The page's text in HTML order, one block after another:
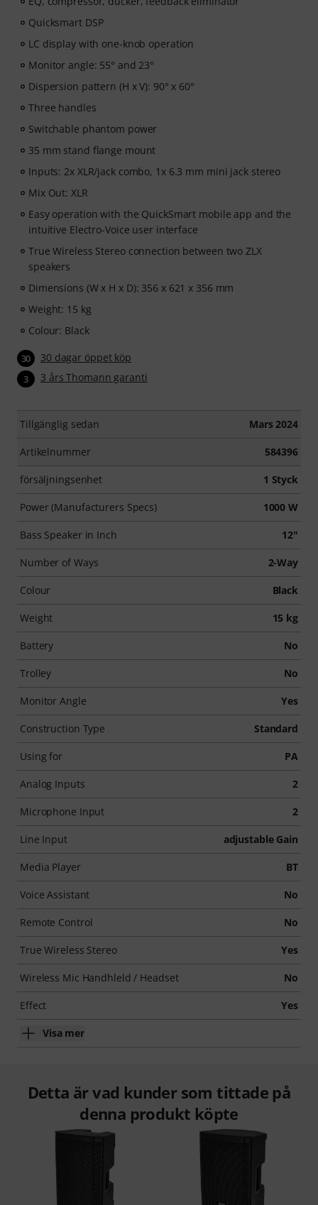
Quicksmart DSP
LC display with one-knob operation
Monitor angle: 55° and 23°
Dispersion pattern (H x V): 90° x 60°
Three handles
Switchable phantom power
35 mm stand flange mount
Inputs: 2x XLR/jack combo, 1x 6.3 mm mini jack stereo
Mix Out: XLR
Easy operation with the QuickSmart mobile app and the
intuitive Electro-Voice user interface
True Wireless Stereo connection between two ZLX
speakers
Dimensions (W x H x D): 356 x 621 x 356 mm
Weight: 15 kg
Colour: Black
30 30 dagar öppet köp
3 3 års Thomann garanti
Tillgänglig sedan Mars 2024
Artikelnummer 584396
försäljningsenhet 1 Styck
Power (Manufacturers Specs) 1000 W
Bass Speaker in Inch 12"
Number of Ways 2-Way
Colour Black
Weight 15 kg
Battery No
Trolley No
Monitor Angle Yes
Construction Type Standard
Using for PA
Analog Inputs 2
Microphone Input 2
Line Input adjustable Gain
Media Player BT
Voice Assistant No
Remote Control No
True Wireless Stereo Yes
Wireless Mic Handhleld / Headset No
Effect Yes
Visa mer
Detta är vad kunder som tittade på
denna produkt köpte